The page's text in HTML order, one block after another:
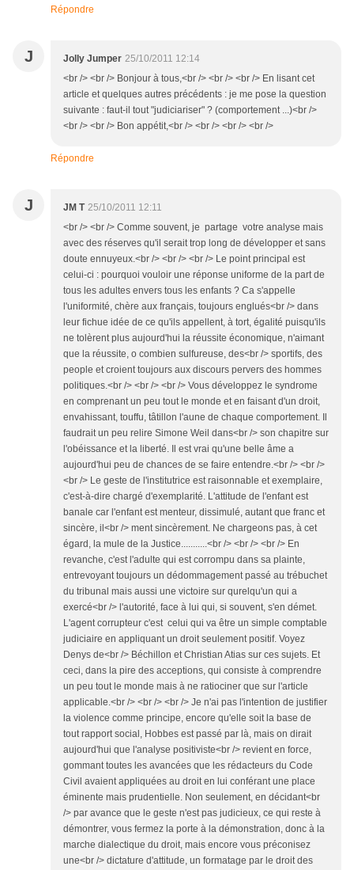
Répondre
J Jolly Jumper 25/10/2011 12:14
<br /> <br /> Bonjour à tous,<br /> <br /> <br /> En lisant cet
article et quelques autres précédents : je me pose la question
suivante : faut-il tout "judiciariser" ? (comportement ...)<br />
<br /> <br /> Bon appétit,<br /> <br /> <br /> <br />
Répondre
J JM T 25/10/2011 12:11
<br /> <br /> Comme souvent, je partage votre analyse mais
avec des réserves qu'il serait trop long de développer et sans
doute ennuyeux.<br /> <br /> <br /> Le point principal est
celui-ci : pourquoi vouloir une réponse uniforme de la part de
tous les adultes envers tous les enfants ? Ca s'appelle
l'uniformité, chère aux français, toujours englués<br /> dans
leur fichue idée de ce qu'ils appellent, à tort, égalité puisqu'ils
ne tolèrent plus aujourd'hui la réussite économique, n'aimant
que la réussite, o combien sulfureuse, des<br /> sportifs, des
people et croient toujours aux discours pervers des hommes
politiques.<br /> <br /> <br /> Vous développez le syndrome
en comprenant un peu tout le monde et en faisant d'un droit,
envahissant, touffu, tâtillon l'aune de chaque comportement. Il
faudrait un peu relire Simone Weil dans<br /> son chapitre sur
l'obéissance et la liberté. Il est vrai qu'une belle âme a
aujourd'hui peu de chances de se faire entendre.<br /> <br />
<br /> Le geste de l'institutrice est raisonnable et exemplaire,
c'est-à-dire chargé d'exemplarité. L'attitude de l'enfant est
banale car l'enfant est menteur, dissimulé, autant que franc et
sincère, il<br /> ment sincèrement. Ne chargeons pas, à cet
égard, la mule de la Justice...........<br /> <br /> <br /> En
revanche, c'est l'adulte qui est corrompu dans sa plainte,
entrevoyant toujours un dédommagement passé au trébuchet
du tribunal mais aussi une victoire sur qurelqu'un qui a
exercé<br /> l'autorité, face à lui qui, si souvent, s'en démet.
L'agent corrupteur c'est celui qui va être un simple comptable
judiciaire en appliquant un droit seulement positif. Voyez
Denys de<br /> Béchillon et Christian Atias sur ces sujets. Et
ceci, dans la pire des acceptions, qui consiste à comprendre
un peu tout le monde mais à ne ratiociner que sur l'article
applicable.<br /> <br /> <br /> Je n'ai pas l'intention de justifier
la violence comme principe, encore qu'elle soit la base de
tout rapport social, Hobbes est passé par là, mais on dirait
aujourd'hui que l'analyse positiviste<br /> revient en force,
gommant toutes les avancées que les rédacteurs du Code
Civil avaient appliquées au droit en lui conférant une place
éminente mais prudentielle. Non seulement, en décidant<br
/> par avance que le geste n'est pas judicieux, ce qui reste à
démontrer, vous fermez la porte à la démonstration, donc à la
marche dialectique du droit, mais encore vous préconisez
une<br /> dictature d'attitude, un formatage par le droit des